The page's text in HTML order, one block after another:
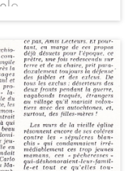
misura 7x10
Ranzo, è
come spiega